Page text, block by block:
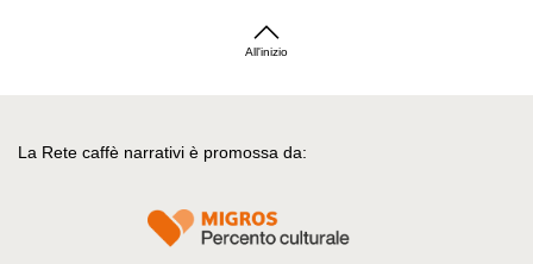
All'inizio
La Rete caffè narrativi è promossa da: